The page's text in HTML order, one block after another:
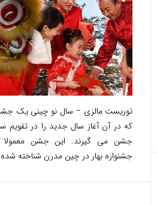
توریست مالزی – سال نو چینی یک
که در آن آغاز سال جدید را در تقویم
جشن می گیرند. این جشن معمولا
جشنواره بهار در چین مدرن شناخته